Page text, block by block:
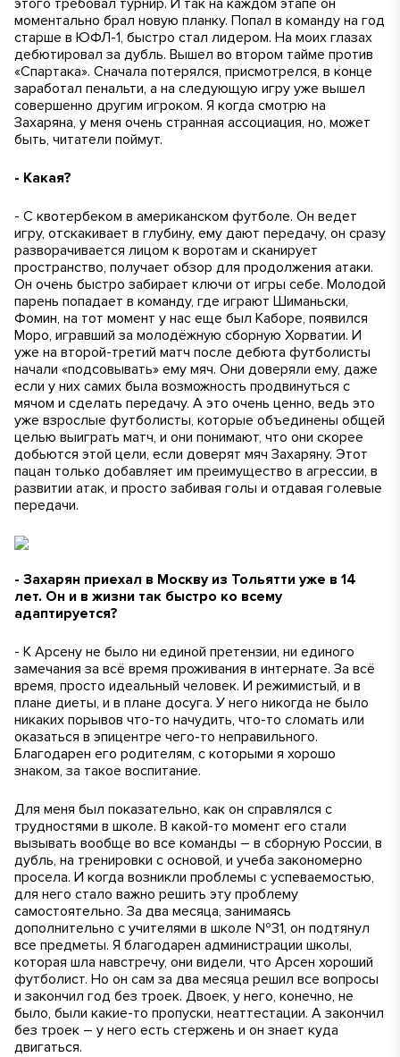
этого требовал турнир. И так на каждом этапе он
моментально брал новую планку. Попал в команду на год
старше в ЮФЛ-1, быстро стал лидером. На моих глазах
дебютировал за дубль. Вышел во втором тайме против
«Спартака». Сначала потерялся, присмотрелся, в конце
заработал пенальти, а на следующую игру уже вышел
совершенно другим игроком. Я когда смотрю на
Захаряна, у меня очень странная ассоциация, но, может
быть, читатели поймут.
- Какая?
- С квотербеком в американском футболе. Он ведет
игру, отскакивает в глубину, ему дают передачу, он сразу
разворачивается лицом к воротам и сканирует
пространство, получает обзор для продолжения атаки.
Он очень быстро забирает ключи от игры себе. Молодой
парень попадает в команду, где играют Шиманьски,
Фомин, на тот момент у нас еще был Каборе, появился
Моро, игравший за молодёжную сборную Хорватии. И
уже на второй-третий матч после дебюта футболисты
начали «подсовывать» ему мяч. Они доверяли ему, даже
если у них самих была возможность продвинуться с
мячом и сделать передачу. А это очень ценно, ведь это
уже взрослые футболисты, которые объединены общей
целью выиграть матч, и они понимают, что они скорее
добьются этой цели, если доверят мяч Захаряну. Этот
пацан только добавляет им преимущество в агрессии, в
развитии атак, и просто забивая голы и отдавая голевые
передачи.
- Захарян приехал в Москву из Тольятти уже в 14
лет. Он и в жизни так быстро ко всему
адаптируется?
- К Арсену не было ни единой претензии, ни единого
замечания за всё время проживания в интернате. За всё
время, просто идеальный человек. И режимистый, и в
плане диеты, и в плане досуга. У него никогда не было
никаких порывов что-то начудить, что-то сломать или
оказаться в эпицентре чего-то неправильного.
Благодарен его родителям, с которыми я хорошо
знаком, за такое воспитание.
Для меня был показательно, как он справлялся с
трудностями в школе. В какой-то момент его стали
вызывать вообще во все команды – в сборную России, в
дубль, на тренировки с основой, и учеба закономерно
просела. И когда возникли проблемы с успеваемостью,
для него стало важно решить эту проблему
самостоятельно. За два месяца, занимаясь
дополнительно с учителями в школе №31, он подтянул
все предметы. Я благодарен администрации школы,
которая шла навстречу, они видели, что Арсен хороший
футболист. Но он сам за два месяца решил все вопросы
и закончил год без троек. Двоек, у него, конечно, не
было, были какие-то пропуски, неаттестации. А закончил
без троек – у него есть стержень и он знает куда
двигаться.